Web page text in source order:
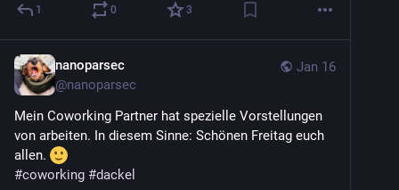
1 0 3
Jan 16
nanoparsec
@nanoparsec
Mein Coworking Partner hat spezielle Vorstellungen
von arbeiten. In diesem Sinne: Schönen Freitag euch
allen.
#coworking #dackel